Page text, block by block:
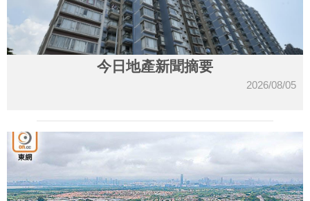
今日地產新聞摘要
2026/08/05